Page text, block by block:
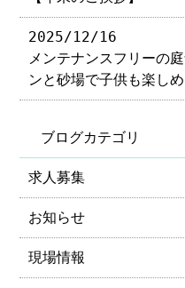
2025/12/16
メンテナンスフリーの
ンと砂場で子供も楽し
ブログカテゴリ
求人募集
お知らせ
現場情報